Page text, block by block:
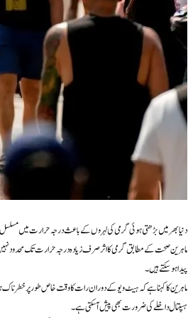
دنیا بھر میں بڑھتی ہوئی گرمی کی لہروں کے باعث درجہ حرارت میں مسلسل
ماہرین صحت کے مطابق گرمی کا اثر صرف زیادہ درجہ حرارت تک محدود نہیں
پیدا ہو سکتے ہیں۔
ماہرین کا کہنا ہے کہ ہیٹ ویو کے دوران رات کا وقت خاص طور پر خطرناک
ہسپتال داخلے کی ضرورت بھی پیش آ سکتی ہے۔